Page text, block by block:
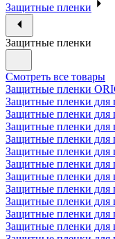
Защитные пленки
Защитные пленки
Смотреть все товары
Защитные пленки
Защитные пленки для
Защитные пленки для
Защитные пленки для
Защитные пленки для
Защитные пленки для
Защитные пленки для
Защитные пленки для
Защитные пленки для
Защитные пленки для
Защитные пленки для
Защитные пленки для